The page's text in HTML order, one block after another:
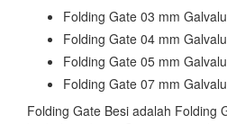
Folding Gate 03 mm
Folding Gate 04 mm
Folding Gate 05 mm
Folding Gate 07 mm
Folding Gate Besi adalah Folding